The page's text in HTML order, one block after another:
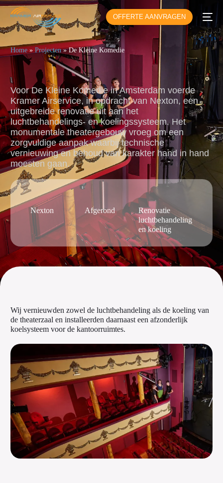
OFFERTE AANVRAGEN
Home»Projecten»De Kleine Komedie
Voor De Kleine Komedie in Amsterdam voerde
Kramer Airservice, in opdracht van Nexton, een
uitgebreide renovatie uit aan het
luchtbehandelings- en koelingssysteem. Het
monumentale theatergebouw vroeg om een
zorgvuldige aanpak waarbij technische
vernieuwing en behoud van karakter hand in hand
moesten gaan.
Nexton Afgerond
Renovatie
luchtbehandeling
en koeling
Wij vernieuwden zowel de luchtbehandeling als de koeling van
de theaterzaal en installeerden daarnaast een afzonderlijk
koelsysteem voor de kantoorruimtes.